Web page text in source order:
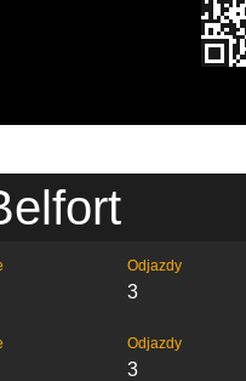
Odjazdy
3
Odjazdy
3